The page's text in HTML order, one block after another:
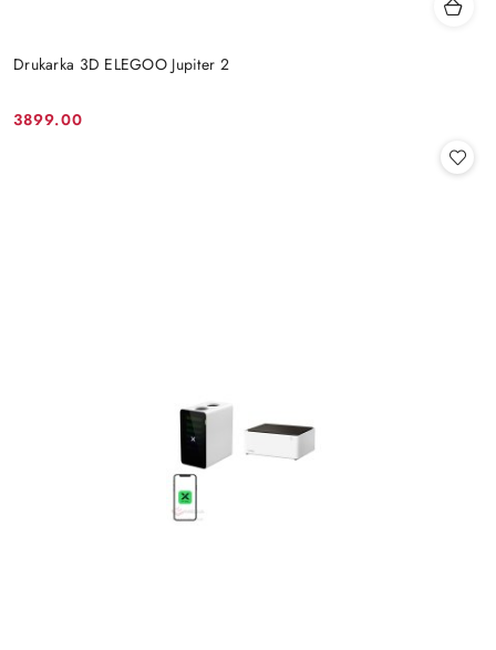
Drukarka 3D ELEGOO Jupiter 2
Cena:
3899.00